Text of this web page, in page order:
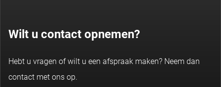
Wilt u contact opnemen?
Hebt u vragen of wilt u een afspraak maken? Neem dan
contact met ons op.